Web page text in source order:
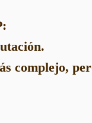
complejo,